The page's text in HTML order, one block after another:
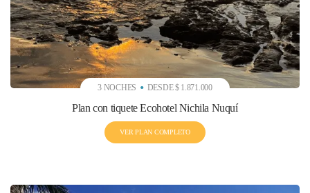
3 NOCHES DESDE $ 1.871.000
Plan con tiquete Ecohotel Nichila Nuquí
VER PLAN COMPLETO